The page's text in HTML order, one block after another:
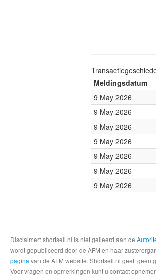
Meldingsdatum
9 May 2026
9 May 2026
9 May 2026
9 May 2026
9 May 2026
9 May 2026
9 May 2026
Disclaimer: shortsell.nl is niet gelieerd aan de
wordt gepubliceerd door de AFM en haar
pagina van de AFM website. Shortsell.nl geeft
Voor vragen en opmerkingen kunt u contact